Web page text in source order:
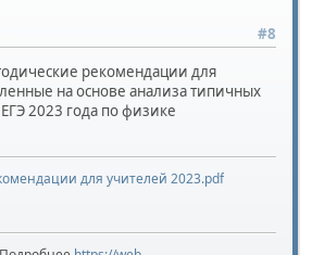
#8
рекомендации для
на основе анализа типичных
2023 года по физике
для учителей 2023.pdf